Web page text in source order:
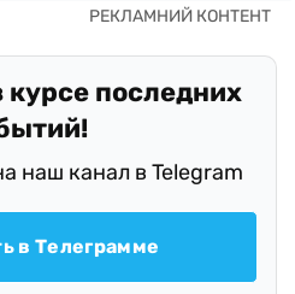
курсе последних
наш канал в Telegram
в Телеграмме